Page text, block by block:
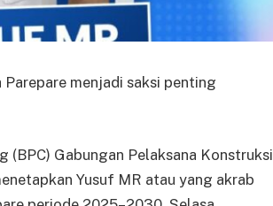
menjadi saksi penting
(BPC) Gabungan Pelaksana Konstruksi
Yusuf MR atau yang akrab